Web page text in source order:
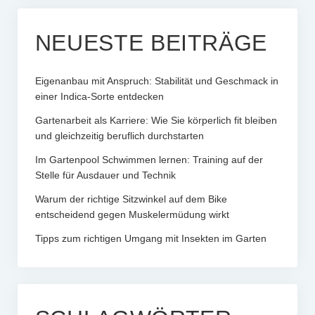
NEUESTE BEITRÄGE
Eigenanbau mit Anspruch: Stabilität und Geschmack in
einer Indica-Sorte entdecken
Gartenarbeit als Karriere: Wie Sie körperlich fit bleiben
und gleichzeitig beruflich durchstarten
Im Gartenpool Schwimmen lernen: Training auf der
Stelle für Ausdauer und Technik
Warum der richtige Sitzwinkel auf dem Bike
entscheidend gegen Muskelermüdung wirkt
Tipps zum richtigen Umgang mit Insekten im Garten